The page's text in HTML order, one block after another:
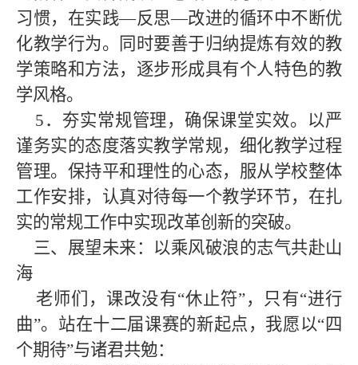
习惯，在实践—反思—改进的循环中不断优
化教学行为。同时要善于归纳提炼有效的教
学策略和方法，逐步形成具有个人特色的教
学风格。
5 ．夯实常规管理，确保课堂实效。以严
谨务实的态度落实教学常规，细化教学过程
管理。保持平和理性的心态，服从学校整体
工作安排，认真对待每一个教学环节，在扎
实的常规工作中实现改革创新的突破。
三、展望未来：以乘风破浪的志气共赴山
海
老师们，课改没有“休止符”，只有“进行
曲”。站在十二届课赛的新起点，我愿以“四
个期待”与诸君共勉：